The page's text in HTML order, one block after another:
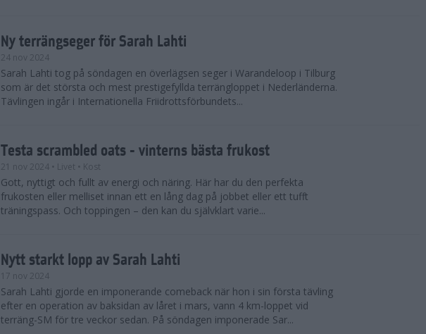
Ny terrängseger för Sarah Lahti
24 nov 2024
Sarah Lahti tog på söndagen en överlägsen seger i Warandeloop i Tilburg
som är det största och mest prestigefyllda terrängloppet i Nederländerna.
Tävlingen ingår i Internationella Friidrottsförbundets...
Testa scrambled oats - vinterns bästa frukost
21 nov 2024 • Livet • Kost
Gott, nyttigt och fullt av energi och näring. Här har du den perfekta
frukosten eller melliset innan ett en lång dag på jobbet eller ett tufft
träningspass. Och toppingen – den kan du självklart varie...
Nytt starkt lopp av Sarah Lahti
17 nov 2024
Sarah Lahti gjorde en imponerande comeback när hon i sin första tävling
efter en operation av baksidan av låret i mars, vann 4 km-loppet vid
terräng-SM för tre veckor sedan. På söndagen imponerade Sar...